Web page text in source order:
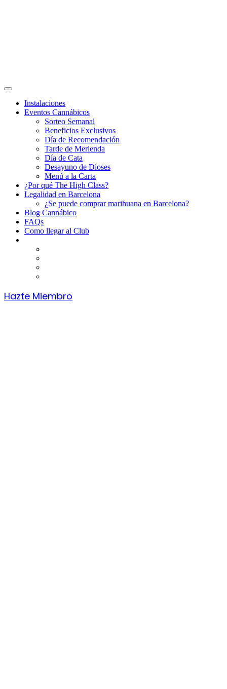
Instalaciones
Eventos Cannábicos
Sorteo Semanal
Beneficios Exclusivos
Día de Recomendación
Tarde de Merienda
Día de Cata
Desayuno de Dioses
Menú a la Carta
¿Por qué The High Class?
Legalidad en Barcelona
¿Se puede comprar marihuana en Barcelona?
Blog Cannábico
FAQs
Como llegar al Club
Hazte Miembro